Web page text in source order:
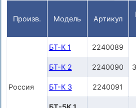
Произв. Модель Артикул
Россия
БТ-К 1 2240089
БТ-К 2 2240090
БТ-К 3 2240091